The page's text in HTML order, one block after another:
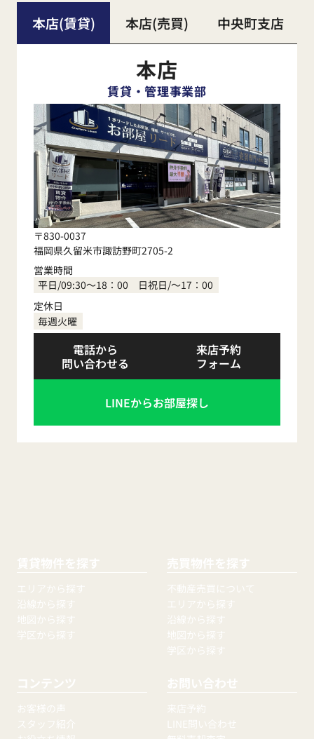
本店(賃貸) 本店(売買) 中央町支店
本店
賃貸・管理事業部
〒830-0037
福岡県久留米市諏訪野町2705-2
営業時間
平日/09:30～18：00 日祝日/～17：00
定休日
毎週火曜
電話から
問い合わせる
来店予約
フォーム
LINEからお部屋探し
賃貸物件を探す
エリアから探す
沿線から探す
地図から探す
学区から探す
売買物件を探す
不動産売買について
エリアから探す
沿線から探す
地図から探す
学区から探す
コンテンツ
お客様の声
スタッフ紹介
お問い合わせ
来店予約
LINE問い合わせ